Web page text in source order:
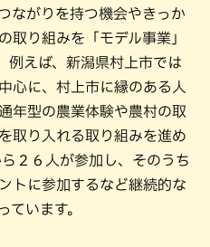
ながりを持つ機会やきっか
取り組みを「モデル事業」
例えば、新潟県村上市では
心に、村上市に縁のある人
年型の農業体験や農村の取
取り入れる取り組みを進め
２６人が参加し、そのうち
トに参加するなど継続的な
ています。